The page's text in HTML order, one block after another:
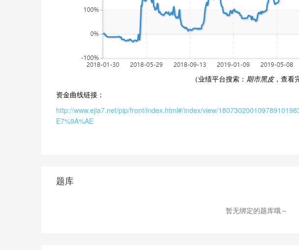
（业绩平台搜索： 期市黑皮，查看
资金曲线链接：
http://www.ejia7.net/pip/front/index.html#/index/view/
E7%9A%AE
题库
暂无绑定的题库哦～